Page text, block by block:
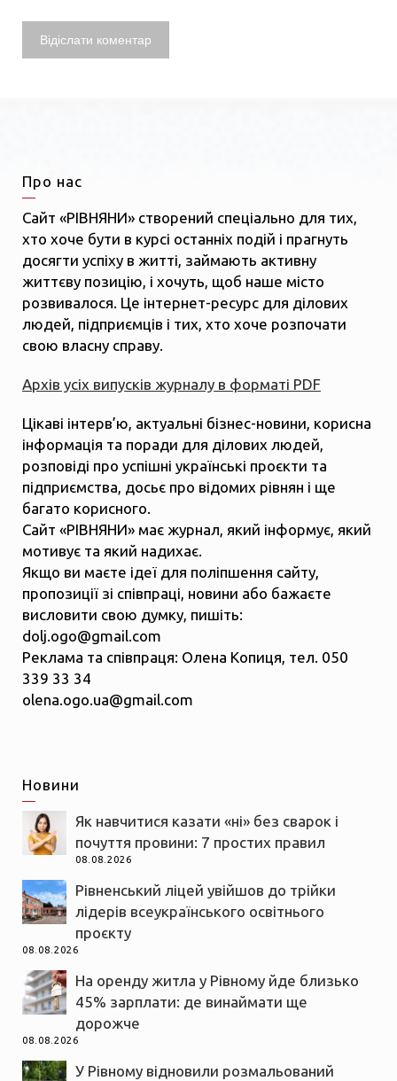
Про нас
Сайт «РІВНЯНИ» створений спеціально для тих,
хто хоче бути в курсі останніх подій і прагнуть
досягти успіху в житті, займають активну
життєву позицію, і хочуть, щоб наше місто
розвивалося. Це інтернет-ресурс для ділових
людей, підприємців і тих, хто хоче розпочати
свою власну справу.
Архів усіх випусків журналу в форматі PDF
Цікаві інтерв’ю, актуальні бізнес-новини, корисна
інформація та поради для ділових людей,
розповіді про успішні українські проєкти та
підприємства, досьє про відомих рівнян і ще
багато корисного.
Сайт «РІВНЯНИ» має журнал, який інформує, який
мотивує та який надихає.
Якщо ви маєте ідеї для поліпшення сайту,
пропозиції зі співпраці, новини або бажаєте
висловити свою думку, пишіть:
dolj.ogo@gmail.com
Реклама та співпраця: Олена Копиця, тел. 050
339 33 34
olena.ogo.ua@gmail.com
Новини
Як навчитися казати «ні» без сварок і
почуття провини: 7 простих правил
08.08.2026
Рівненський ліцей увійшов до трійки
лідерів всеукраїнського освітнього
проєкту
08.08.2026
На оренду житла у Рівному йде близько
45% зарплати: де винаймати ще
дорожче
08.08.2026
У Рівному відновили розмальований